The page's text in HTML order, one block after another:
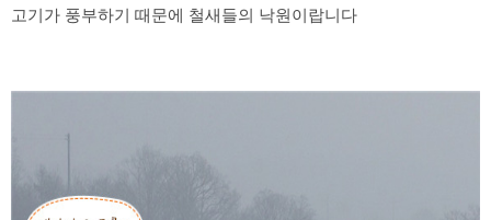
고기가 풍부하기 때문에 철새들의 낙원이랍니다